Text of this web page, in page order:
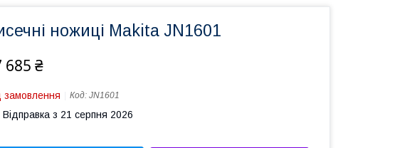
ножиці Makita JN1601
685 ₴
замовлення Код: JN1601
Відправка з 21 серпня 2026